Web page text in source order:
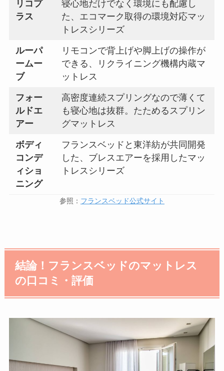
リコプ
ラス
寝心地だけでなく環境にも配慮し
た、エコマーク取得の環境対応マッ
トレスシリーズ
ルーパ
ームー
ブ
リモコンで背上げや脚上げの操作が
できる、リクライニング機構内蔵マ
ットレス
フォー
ルドエ
アー
高密度連続スプリングなので薄くて
も寝心地は抜群。たためるスプリン
グマットレス
ボディ
コンデ
ィショ
ニング
フランスベッドと東洋紡が共同開発
した、ブレスエアーを採用したマッ
トレスシリーズ
参照： フランスベッド公式サイト
結論！フランスベッドのマットレス
の口コミ・評価